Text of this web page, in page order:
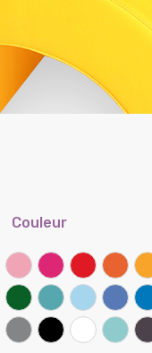
Couleur
Rose Framboise
Rouge
Vert prairie
LagonCiel Lilas
Gris souris
Noir BlancAtoll